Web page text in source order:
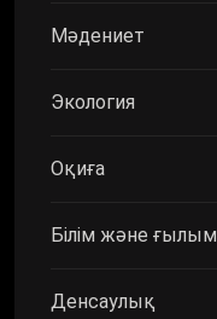
Мәдениет
Экология
Оқиға
Білім және ғылым
Денсаулық